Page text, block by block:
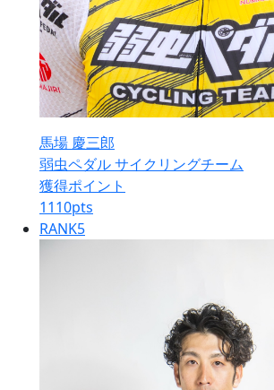
馬場 慶三郎
弱虫ペダル サイクリングチーム
獲得ポイント
1110pts
RANK5